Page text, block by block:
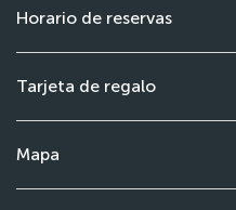
Horario de reservas
Tarjeta de regalo
Mapa